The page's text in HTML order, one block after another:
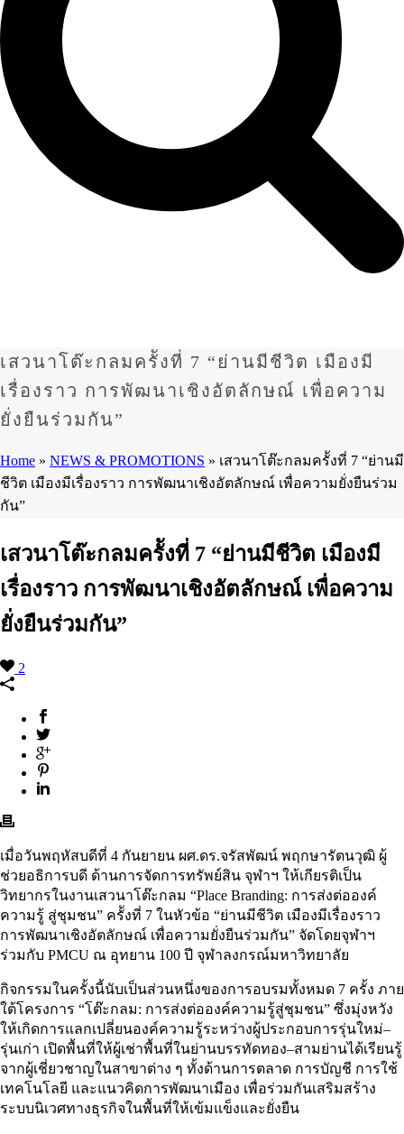
เสวนาโต๊ะกลมครัังที่ 7 “ย่านมีชีวิต เมืองมี
เรื่องราว การพัฒนาเชิงอัตลักษณ์ เพื่อความ
ยั่งยืนร่วมกัน”
Home » NEWS & PROMOTIONS » เสวนาโต๊ะกลมครัังที่ 7 “ย่านมี
ชีวิต เมืองมีเรื่องราว การพัฒนาเชิงอัตลักษณ์ เพื่อความยั่งยืนร่วม
กัน”
เสวนาโต๊ะกลมครัังที่ 7 “ย่านมีชีวิต เมืองมี
เรื่องราว การพัฒนาเชิงอัตลักษณ์ เพื่อความ
ยั่งยืนร่วมกัน”
2
เมื่อวันพฤหัสบดีที่ 4 กันยายน ผศ.ดร.จรัสพัฒน์ พฤกษารัตนวุฒิ ผู้
ช่วยอธิการบดี ด้านการจัดการทรัพย์สิน จุฬาฯ ให้เกียรติเป็น
วิทยากรในงานเสวนาโต๊ะกลม “Place Branding: การส่งต่อองค์
ความรู้ สู่ชุมชน” ครัังที่ 7 ในหัวข้อ “ย่านมีชีวิต เมืองมีเรื่องราว
การพัฒนาเชิงอัตลักษณ์ เพื่อความยั่งยืนร่วมกัน” จัดโดยจุฬาฯ
ร่วมกับ PMCU ณ อุทยาน 100 ปี จุฬาลงกรณ์มหาวิทยาลัย
กิจกรรมในครั้งนี้นับเป็นส่วนหนึ่งของการอบรมทั้งหมด 7 ครั้ง ภาย
ใต้โครงการ “โต๊ะกลม: การส่งต่อองค์ความรู้สู่ชุมชน” ซึ่งมุ่งหวัง
ให้เกิดการแลกเปลี่ยนองค์ความรู้ระหว่างผู้ประกอบการรุ่นใหม่–
รุ่นเก่า เปิดพื้นที่ให้ผู้เช่าพื้นที่ในย่านบรรทัดทอง–สามย่านได้เรียนรู้
จากผู้เชี่ยวชาญในสาขาต่าง ๆ ทั้งด้านการตลาด การบัญชี การใช้
เทคโนโลยี และแนวคิดการพัฒนาเมือง เพื่อร่วมกันเสริมสร้าง
ระบบนิเวศทางธุรกิจในพื้นที่ให้เข้มแข็งและยั่งยืน